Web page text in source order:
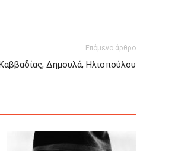
Επόμενο άρθρο
Δημουλά, Ηλιοπούλου